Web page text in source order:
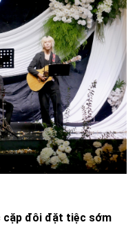
cặp đôi đặt tiệc sớm